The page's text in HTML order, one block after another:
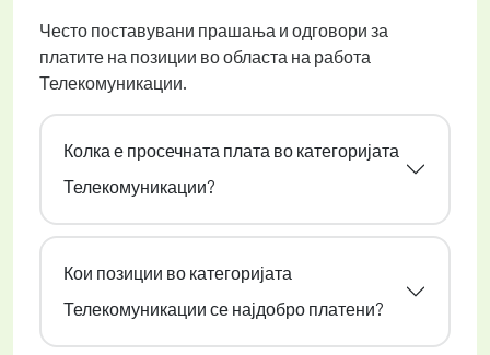
Често поставувани прашања и одговори за
платите на позиции во областа на работа
Телекомуникации.
Колка е просечната плата во категоријата
Телекомуникации?
Кои позиции во категоријата
Телекомуникации се најдобро платени?